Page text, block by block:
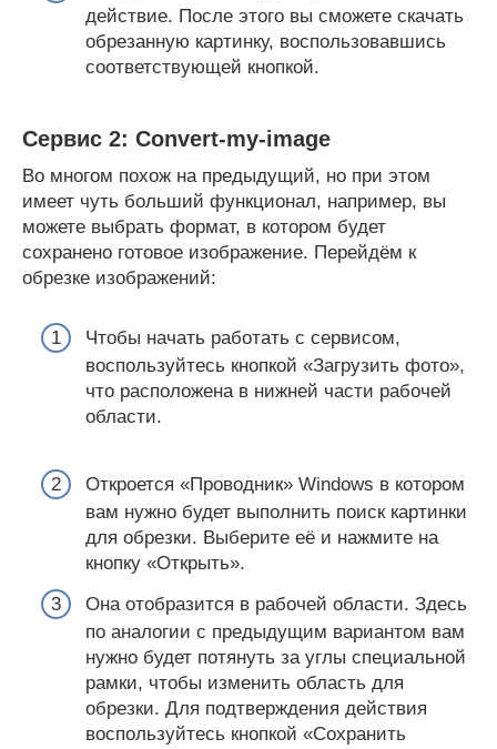
действие. После этого вы сможете скачать
обрезанную картинку, воспользовавшись
соответствующей кнопкой.
Сервис 2: Convert-my-image
Во многом похож на предыдущий, но при этом
имеет чуть больший функционал, например, вы
можете выбрать формат, в котором будет
сохранено готовое изображение. Перейдём к
обрезке изображений:
Чтобы начать работать с сервисом,
воспользуйтесь кнопкой «Загрузить фото»,
что расположена в нижней части рабочей
области.
Откроется «Проводник» Windows в котором
вам нужно будет выполнить поиск картинки
для обрезки. Выберите её и нажмите на
кнопку «Открыть».
Она отобразится в рабочей области. Здесь
по аналогии с предыдущим вариантом вам
нужно будет потянуть за углы специальной
рамки, чтобы изменить область для
обрезки. Для подтверждения действия
воспользуйтесь кнопкой «Сохранить